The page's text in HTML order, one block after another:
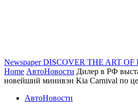
Newspaper DISCOVER THE ART OF
Home АвтоНовости Дилер в РФ
новейший минивэн Kia Carnival по
АвтоНовости